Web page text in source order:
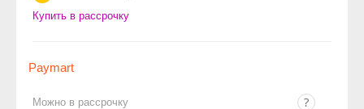
Купить в рассрочку
Paymart
Можно в рассрочку